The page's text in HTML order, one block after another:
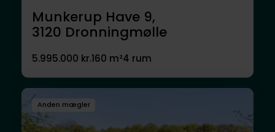
Munkerup Have 9,
3120 Dronningmølle
5.995.000 kr.160 m²4 rum
Anden mægler